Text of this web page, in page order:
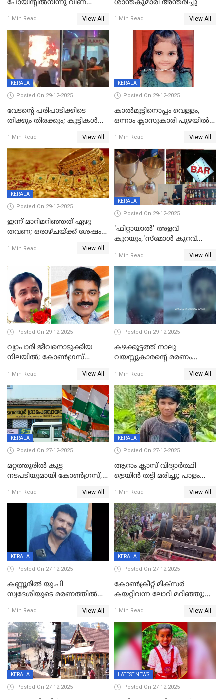
പോയിന്റിൽനിന്നു വീണ്
1 Min Read View All
ശാന്തകുമാരി അന്തരിച്ചു
1 Min Read View All
KERALA
Posted On 29-12-2025
വേടന്റെ പരിപാടിക്കിടെ
തിക്കും തിരക്കും; കുട്ടികള്‍
പരിക്ക്; പാളം മറികടന്ന
യുവാവ് ട്രെയിന്‍ തട്ടി മരിച്ചു
1 Min Read View All
KERALA
Posted On 29-12-2025
കാൽമുട്ടിനൊപ്പം വെള്ളം,
ഒന്നാം ക്ലാസുകാരി പുഴയിൽ
കുട്ടികൾക്കൊപ്പം
കളിക്കുന്നതിനിടെ
1 Min Read View All
KERALA
Posted On 29-12-2025
ഇന്ന് മാറിമറിഞ്ഞത് ഏഴു
തവണ; ഒരാഴ്ചയ്ക്ക് ശേഷം
1 Min Read View All
KERALA
Posted On 29-12-2025
'ഫിറ്റായാൽ' അളവ്
കുറയും,'സ്‌മോൾ കുറവ്
പിഴ
1 Min Read View All
Posted On 29-12-2025
വ്യാപാരി ജീവനൊടുക്കിയ
നിലയില്‍; കോണ്‍ഗ്രസ്
മാനസികപീഡനമെന്ന് കുറിപ്പ്
1 Min Read View All
Posted On 29-12-2025
കഴക്കൂട്ടത്ത് നാലു
വയസ്സുകാരന്റെ മരണം
സുഹൃത്തും പൊലീസ്
കസ്റ്റഡിയിൽ
1 Min Read View All
KERALA
Posted On 27-12-2025
മറ്റത്തൂരിൽ കൂട്ട
നടപടിയുമായി കോണ്‍ഗ്രസ്,
എട്ട് പേര്‍ ഉള്‍പ്പെടെ
പത്തുപേരെ പുറത്താക്കി,
ചൊവ്വന്നൂരിലും നടപടി
1 Min Read View All
KERALA
Posted On 27-12-2025
ആറാം ക്ലാസ് വിദ്യാർത്ഥി
ട്രെയിൻ തട്ടി മരിച്ചു; പാളം
അപകടം മലപ്പുറത്ത്
1 Min Read View All
KERALA
Posted On 27-12-2025
കണ്ണൂരിൽ യു.പി
സ്വദേശിയുടെ മരണത്തിൽ
കേസ്; തർക്കമുണ്ടായത്
ഫേഷ്യലിന് 300 രൂപ
ആവശ്യപ്പെട്ടതിനെച്ചൊല്ലി
1 Min Read View All
KERALA
Posted On 27-12-2025
കോണ്‍ക്രീറ്റ് മിക്‌സര്‍
കയറ്റിവന്ന ലോറി മറിഞ്ഞു;
അപകടം കണ്ണൂരിൽ
1 Min Read View All
KERALA
Posted On 27-12-2025
LATEST NEWS
Posted On 27-12-2025